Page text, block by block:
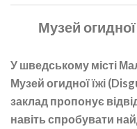
Музей
У шведському місті
Музей огидної їжі
заклад пропонує
навіть спробувати